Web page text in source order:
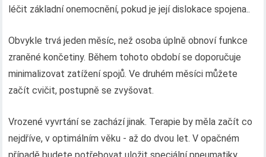
léčit základní onemocnění, pokud je její dislokace spojena..
Obvykle trvá jeden měsíc, než osoba úplně obnoví funkce
zraněné končetiny. Během tohoto období se doporučuje
minimalizovat zatížení spojů. Ve druhém měsíci můžete
začít cvičit, postupně se zvyšovat.
Vrozené vyvrtání se zachází jinak. Terapie by měla začít co
nejdříve, v optimálním věku - až do dvou let. V opačném